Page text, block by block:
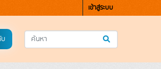
เข้าสู่ระบบ